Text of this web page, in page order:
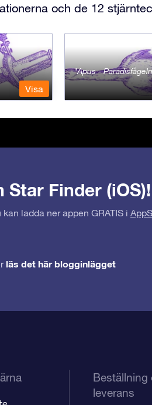
och de 12
Visa
Apus - Paradisfågeln
Finder (iOS)!
ladda ner appen GRATIS i
läs det här blogginlägget
Beställning
leverans